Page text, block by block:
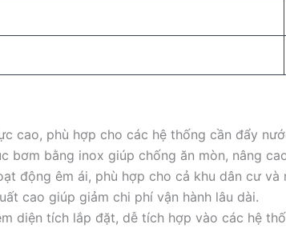
cao, phù hợp cho các hệ thống cần đẩy
bơm bằng inox giúp chống ăn mòn, nâng
động êm ái, phù hợp cho cả khu dân cư và
cao giúp giảm chi phí vận hành lâu dài.
diện tích lắp đặt, dễ tích hợp vào các hệ